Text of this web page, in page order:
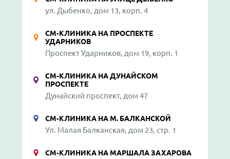
ул. Дыбенко, дом 13, корп. 4
СМ-КЛИНИКА НА ПРОСПЕКТЕ
УДАРНИКОВ
Проспект Ударников, дом 19, корп. 1
СМ-КЛИНИКА НА ДУНАЙСКОМ
ПРОСПЕКТЕ
Дунайский проспект, дом 47
СМ-КЛИНИКА НА М. БАЛКАНСКОЙ
Ул. Малая Балканская, дом 23, стр. 1
СМ-КЛИНИКА НА МАРШАЛА ЗАХАРОВА